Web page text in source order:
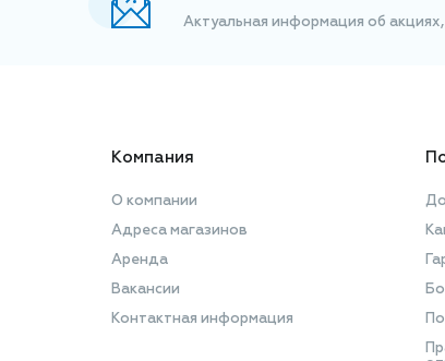
Актуальная информация об
Компания
О компании
Адреса магазинов
Аренда
Вакансии
Контактная информация